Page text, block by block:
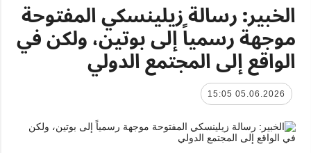
الخبير: رسالة زيلينسكي المفتوحة
موجهة رسمياً إلى بوتين، ولكن في
الواقع إلى المجتمع الدولي
05.06.2026 15:05